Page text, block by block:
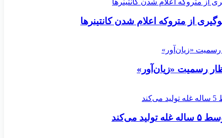
از متروکه اعلام شدن کانتینرها
رسمیت «زیان‌آور»
می‌کند